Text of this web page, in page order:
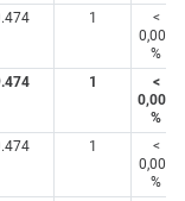
1
<
0,005
%
1
<
0,005
%
1
<
0,005
%